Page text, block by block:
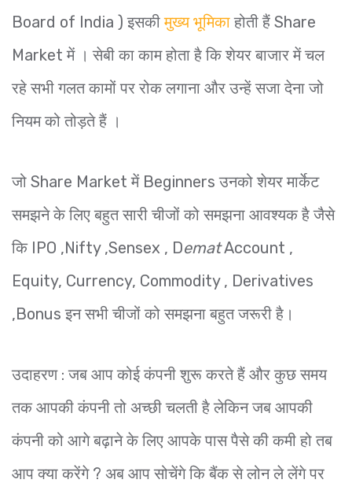
Board of India ) इसकीमुख्य भूमिकाहोती हैं Share
Market में । सेबी का काम होता है कि शेयर बाजार में चल
रहे सभी गलत कामों पर रोक लगाना और उन्हें सजा देना जो
नियम को तोड़ते हैं ।
जो Share Market में Beginners उनको शेयर मार्केट
समझने के लिए बहुत सारी चीजों को समझना आवश्यक है जैसे
कि IPO ,Nifty ,Sensex , DematAccount ,
Equity, Currency, Commodity , Derivatives
,Bonus इन सभी चीजों को समझना बहुत जरूरी है।
उदाहरण : जब आप कोई कंपनी शुरू करते हैं और कुछ समय
तक आपकी कंपनी तो अच्छी चलती है लेकिन जब आपकी
कंपनी को आगे बढ़ाने के लिए आपके पास पैसे की कमी हो तब
आप क्या करेंगे ? अब आप सोचेंगे कि बैंक से लोन ले लेंगे पर